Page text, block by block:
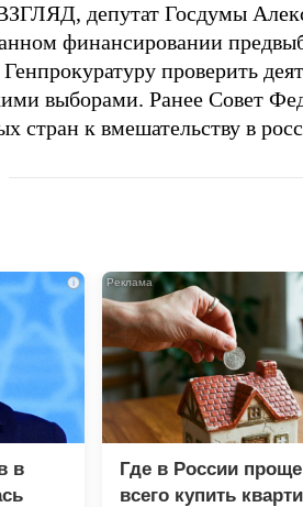
депутат Госдумы
финансировании
проверить
выборами. Ранее Совет
стран к вмешательству в
i
в
Где в России проще
всего купить